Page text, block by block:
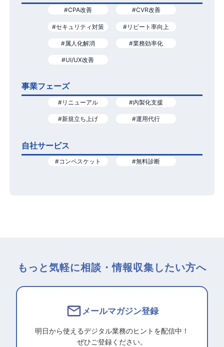
#CPA改善 #CVR改善
#セキュリティ対策 #リピート率向上
#属人化解消 #業務効率化
#UI/UX改善
事業フェーズ
#リニューアル #内製化支援
#新規立ち上げ #運用代行
自社サービス
#コンペスケット #無料診断
もっと気軽に相談・情報収集したい方へ
メールマガジン登録
明日から使えるデジタル業務のヒントを配信中！
ぜひご登録ください。